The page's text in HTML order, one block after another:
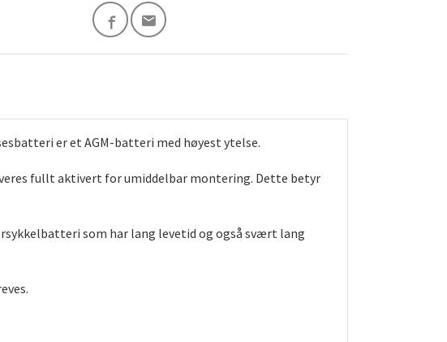
er et AGM-batteri med høyest ytelse.
fullt aktivert for umiddelbar montering. Dette betyr
som har lang levetid og også svært lang